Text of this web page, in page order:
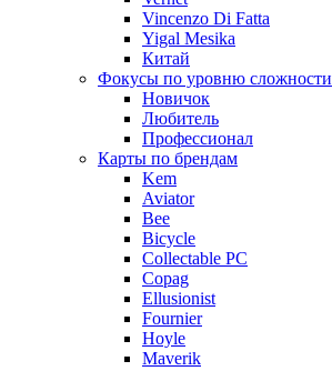
Vincenzo Di Fatta
Yigal Mesika
Китай
Фокусы по уровню сложности
Новичок
Любитель
Профессионал
Карты по брендам
Kem
Aviator
Bee
Bicycle
Collectable PC
Copag
Ellusionist
Fournier
Hoyle
Maverik